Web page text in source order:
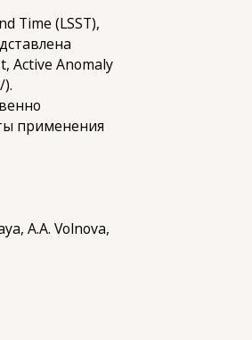
Time (LSST),
Active Anomaly
применения
A.A. Volnova,